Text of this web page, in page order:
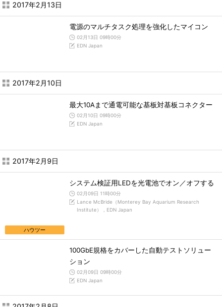
2017年2月13日
電源のマルチタスク処理を強化したマイコン
02月13日 09時00分
EDN Japan
2017年2月10日
最大10Aまで通電可能な基板対基板コネクター
02月10日 09時00分
EDN Japan
2017年2月9日
ハウツー
システム検証用LEDを光電池でオン／オフする
02月09日 11時00分
Lance McBride（Monterey Bay Aquarium Research
Institute），EDN Japan
100GbE規格をカバーした自動テストソリュー
ション
02月09日 09時00分
EDN Japan